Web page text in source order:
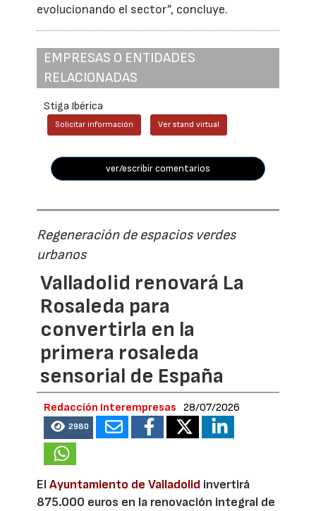
evolucionando el sector”, concluye.
EMPRESAS O ENTIDADES
RELACIONADAS
Stiga Ibérica
Solicitar información Ver stand virtual
ver/escribir comentarios
Regeneración de espacios verdes
urbanos
Valladolid renovará La
Rosaleda para
convertirla en la
primera rosaleda
sensorial de España
Redacción Interempresas 28/07/2026
2980
ElAyuntamiento de Valladolid invertirá
875.000 euros en la renovación integral de